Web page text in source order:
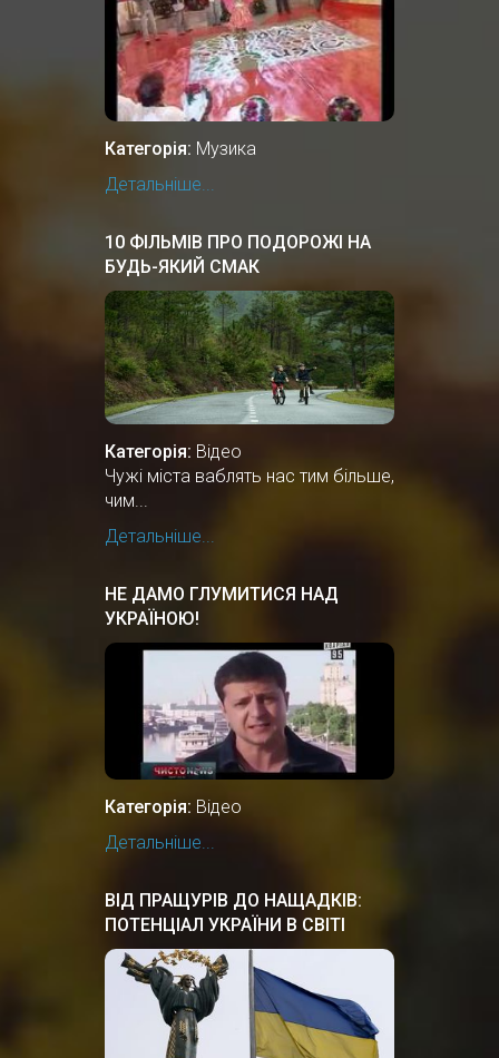
Категорія: Музика
Детальніше...
10 ФІЛЬМІВ ПРО ПОДОРОЖІ НА
БУДЬ-ЯКИЙ СМАК
Категорія: Відео
Чужі міста ваблять нас тим більше,
чим...
Детальніше...
НЕ ДАМО ГЛУМИТИСЯ НАД
УКРАЇНОЮ!
Категорія: Відео
Детальніше...
ВІД ПРАЩУРІВ ДО НАЩАДКІВ:
ПОТЕНЦІАЛ УКРАЇНИ В СВІТІ